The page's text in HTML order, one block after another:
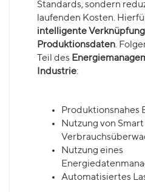
Standards, sondern
laufenden Kosten.
intelligente
Produktionsdaten.
Teil des
Industrie:
Produktionsnahes
Nutzung von
Nutzung eines
Automatisiertes